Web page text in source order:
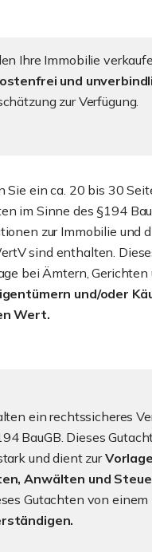
Ihre Immobilie
und
zur Verfügung.
Sie ein ca. 20 bis 30
im Sinne des §194
zur Immobilie und
sind enthalten.
bei Ämtern,
und/oder
Wert.
ein rechtssicheres
BauGB. Dieses
und dient zur
Anwälten und
Gutachten von einem